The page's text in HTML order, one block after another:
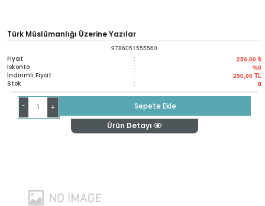
Türk Müslümanlığı Üzerine Yazılar
9786051555560
Fiyat : 250,00 ₺
İskonto : %0
İndirimli Fiyat : 250,00 TL
Stok : 0
- +
Sepete Ekle
Ürün Detayı